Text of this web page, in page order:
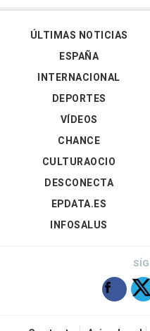
ÚLTIMAS NOTICIAS
ESPAÑA
INTERNACIONAL
DEPORTES
VÍDEOS
CHANCE
CULTURAOCIO
DESCONECTA
EPDATA.ES
INFOSALUS